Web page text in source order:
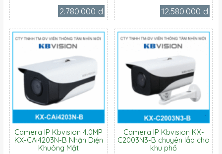
2.780.000 đ
12.580.000 đ
Camera IP Kbvision 4.0MP
KX-CAi4203N-B Nhận Diện
Khuông Mặt
Camera IP Kbvision KX-
C2003N3-B chuyên lắp cho
khu phố